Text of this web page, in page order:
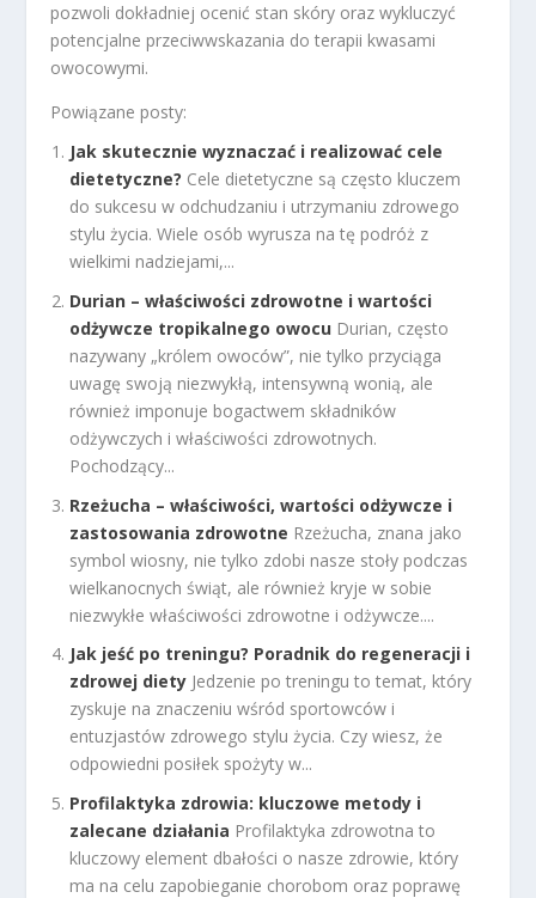
pozwoli dokładniej ocenić stan skóry oraz wykluczyć
potencjalne przeciwwskazania do terapii kwasami
owocowymi.
Powiązane posty:
Jak skutecznie wyznaczać i realizować cele
dietetyczne? Cele dietetyczne są często kluczem
do sukcesu w odchudzaniu i utrzymaniu zdrowego
stylu życia. Wiele osób wyrusza na tę podróż z
wielkimi nadziejami,...
Durian – właściwości zdrowotne i wartości
odżywcze tropikalnego owocu Durian, często
nazywany „królem owoców”, nie tylko przyciąga
uwagę swoją niezwykłą, intensywną wonią, ale
również imponuje bogactwem składników
odżywczych i właściwości zdrowotnych.
Pochodzący...
Rzeżucha – właściwości, wartości odżywcze i
zastosowania zdrowotne Rzeżucha, znana jako
symbol wiosny, nie tylko zdobi nasze stoły podczas
wielkanocnych świąt, ale również kryje w sobie
niezwykłe właściwości zdrowotne i odżywcze....
Jak jeść po treningu? Poradnik do regeneracji i
zdrowej diety Jedzenie po treningu to temat, który
zyskuje na znaczeniu wśród sportowców i
entuzjastów zdrowego stylu życia. Czy wiesz, że
odpowiedni posiłek spożyty w...
Profilaktyka zdrowia: kluczowe metody i
zalecane działania Profilaktyka zdrowotna to
kluczowy element dbałości o nasze zdrowie, który
ma na celu zapobieganie chorobom oraz poprawę